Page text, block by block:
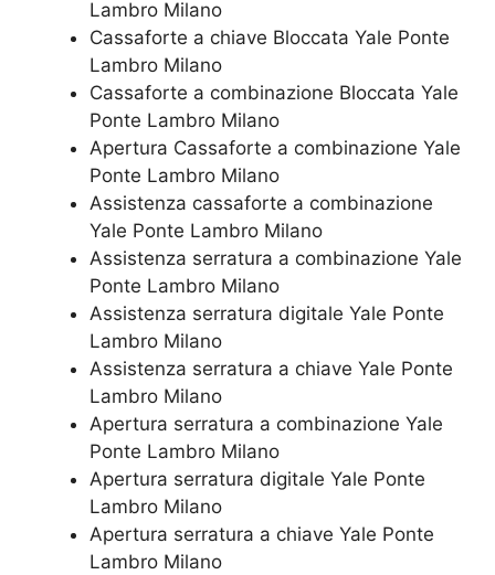
Lambro Milano
Cassaforte a chiave Bloccata Yale Ponte
Lambro Milano
Cassaforte a combinazione Bloccata Yale
Ponte Lambro Milano
​Apertura Cassaforte a combinazione Yale
Ponte Lambro Milano
Assistenza cassaforte a combinazione
Yale Ponte Lambro Milano
​Assistenza serratura​ ​a combinazione Yale
Ponte Lambro Milano
Assistenza serratura ​digitale Yale Ponte
Lambro Milano
Assistenza serratura ​a chiave Yale Ponte
Lambro Milano
​Apertura serratura​ ​a combinazione Yale
Ponte Lambro Milano
Apertura serratura​ ​digitale Yale Ponte
Lambro Milano
​Apertura serratura​ ​a chiave Yale Ponte
Lambro Milano